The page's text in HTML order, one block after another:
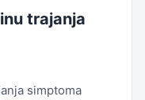
trajanja
simptoma